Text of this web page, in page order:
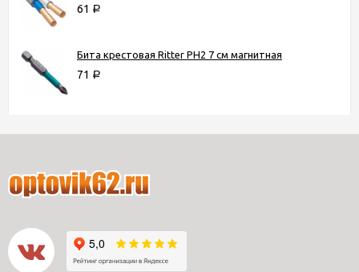
61 Р
Бита крестовая Ritter PH2 7 см магнитная
71 Р